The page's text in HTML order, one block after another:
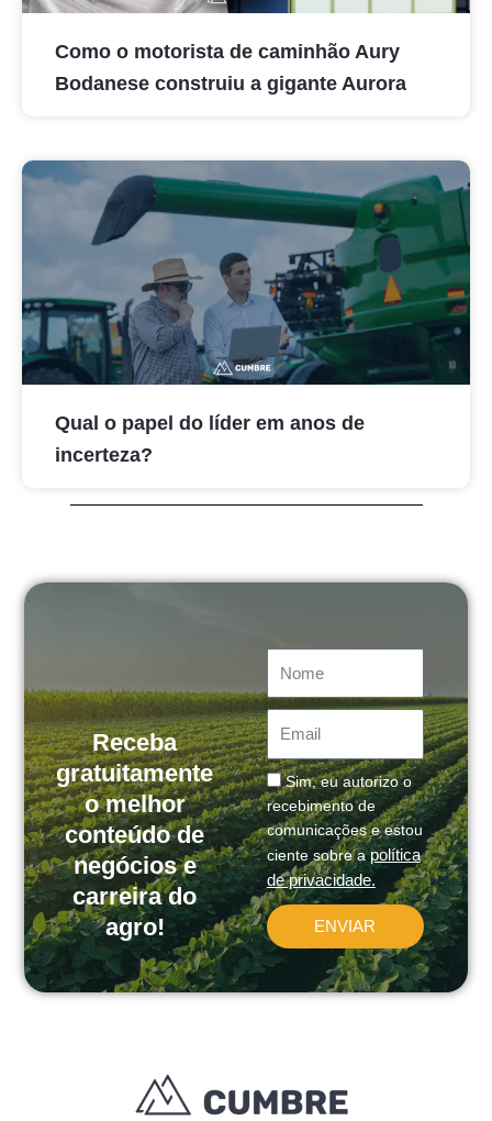
Como o motorista de caminhão Aury
Bodanese construiu a gigante Aurora
Qual o papel do líder em anos de
incerteza?
Receba
gratuitamente
o melhor
conteúdo de
negócios e
carreira do
agro!
Email
Message
Sim, eu autorizo o
recebimento de
comunicações e estou
ciente sobre a política
de privacidade.
ENVIAR